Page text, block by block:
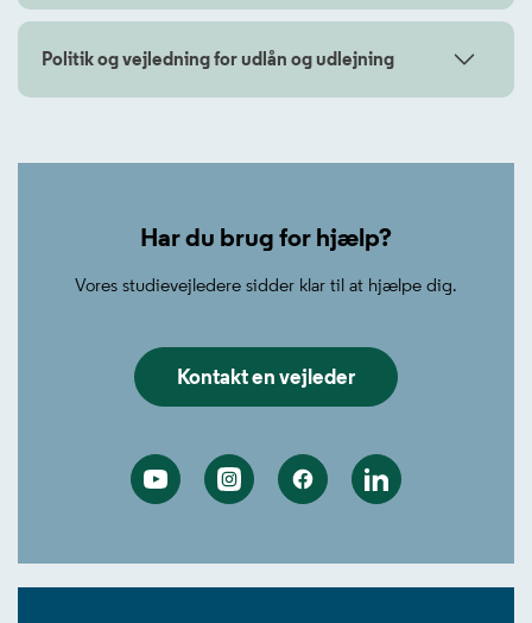
Politik og vejledning for udlån og udlejning
Har du brug for hjælp?
Vores studievejledere sidder klar til at hjælpe dig.
Kontakt en vejleder
YoutubeInstagramFacebookLinkedin